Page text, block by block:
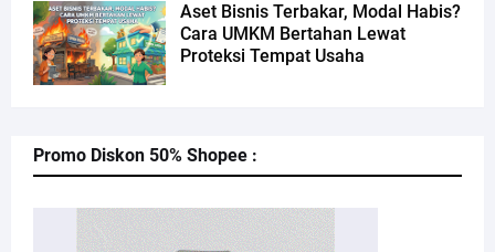
Aset Bisnis Terbakar, Modal Habis?
Cara UMKM Bertahan Lewat
Proteksi Tempat Usaha
Promo Diskon 50% Shopee :